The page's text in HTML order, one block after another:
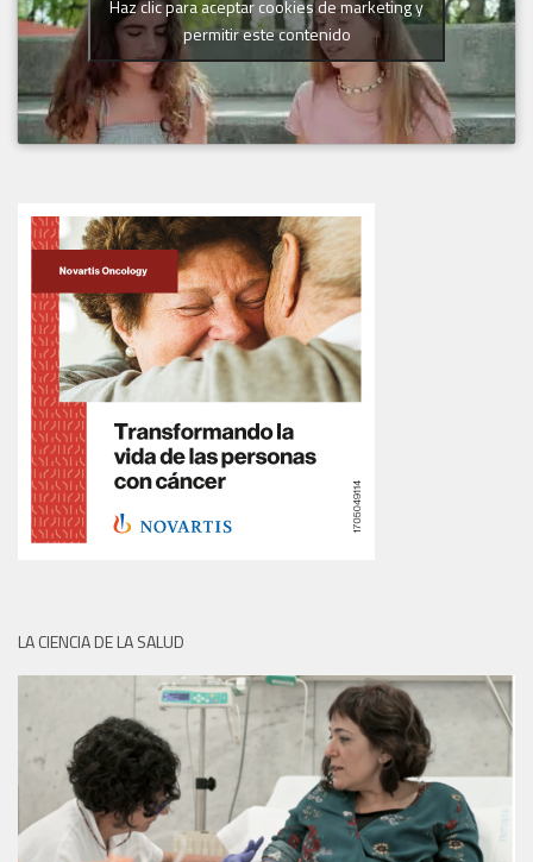
Haz clic para aceptar cookies de marketing y
permitir este contenido
LA CIENCIA DE LA SALUD